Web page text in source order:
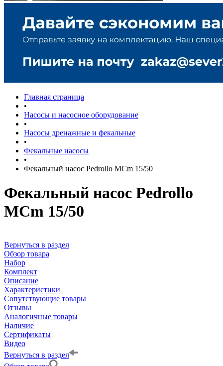
Главная страница
•
Насосы и насосное оборудование
•
Насосы дренажные и фекальные
•
Фекальные насосы
•
Фекальный насос Pedrollo MCm 15/50
Фекальный насос Pedrollo
MCm 15/50
Вернуться в раздел
Обзор товара
Набор
Комплект
Описание
Характеристики
Сопутствующие товары
Отзывы
Аналогичные товары
Наличие
Сертификаты
Видео
Вернуться в раздел